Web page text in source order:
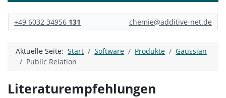
+49 6032 34956 131 chemie@additive-net.de
Aktuelle Seite:Start Software Produkte
Gaussian
Public Relation
Literaturempfehlungen